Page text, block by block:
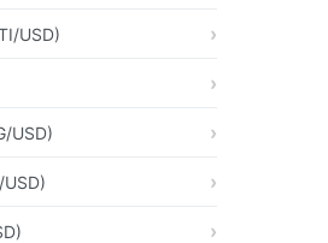
USD)
USD)